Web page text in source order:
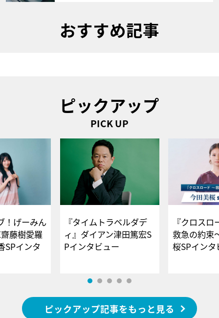
おすすめ記事
ピックアップ
PICK UP
！げーみん
藤樹愛羅
SPインタ
『タイムトラベルダデ
ィ』ダイアン津田篤宏S
Pインタビュー
『クロス
救急の約束
桜SPイ
ピックアップ記事をもっと見る